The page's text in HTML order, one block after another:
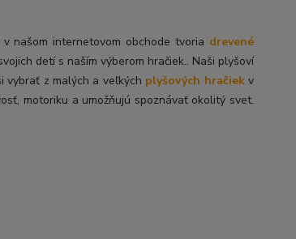
v našom internetovom obchode tvoria drevené
detí s naším výberom hračiek.. Naši plyšoví
vybrať z malých a veľkých plyšových hračiekv
motoriku a umožňujú spoznávať okolitý svet.